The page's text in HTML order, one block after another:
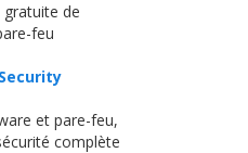
de
feu
et pare-feu,
complète